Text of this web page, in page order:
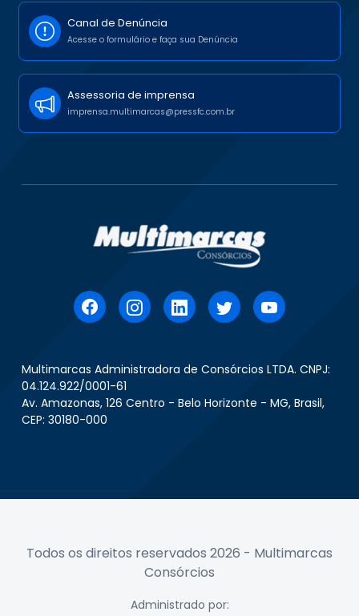
Canal de Denúncia
Acesse o formulário e faça sua Denúncia
Assessoria de imprensa
imprensa.multimarcas@pressfc.com.br
Multimarcas Administradora de Consórcios LTDA. CNPJ:
04.124.922/0001-61
Av. Amazonas, 126 Centro - Belo Horizonte - MG, Brasil,
CEP: 30180-000
Todos os direitos reservados 2026 - Multimarcas
Consórcios
Administrado por: